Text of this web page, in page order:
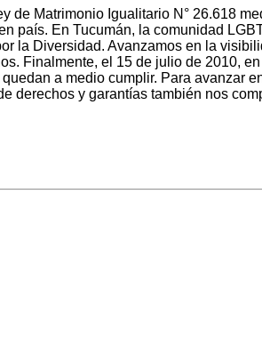
Matrimonio Igualitario N° 26.618
país. En Tucumán, la comunidad
la Diversidad. Avanzamos en la
Finalmente, el 15 de julio de 2010,
a medio cumplir. Para avanzar
derechos y garantías también nos